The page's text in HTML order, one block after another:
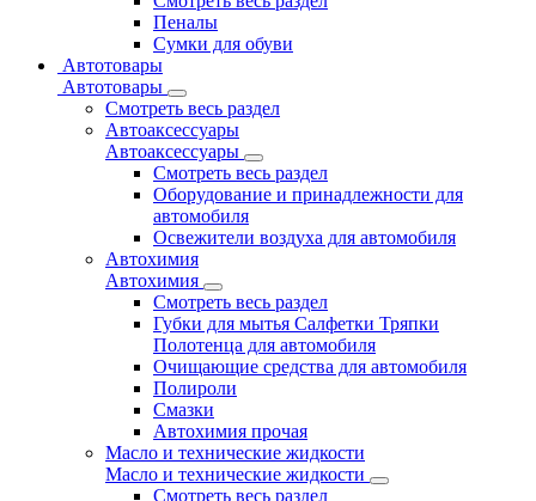
Пеналы
Сумки для обуви
Автотовары
Автотовары
Смотреть весь раздел
Автоаксессуары
Автоаксессуары
Смотреть весь раздел
Оборудование и принадлежности для
автомобиля
Освежители воздуха для автомобиля
Автохимия
Автохимия
Смотреть весь раздел
Губки для мытья Салфетки Тряпки
Полотенца для автомобиля
Очищающие средства для автомобиля
Полироли
Смазки
Автохимия прочая
Масло и технические жидкости
Масло и технические жидкости
Смотреть весь раздел